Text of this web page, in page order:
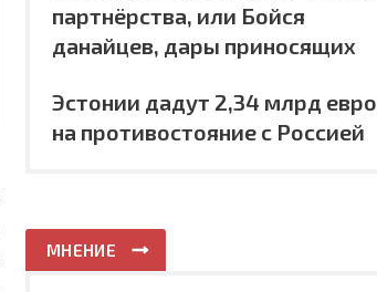
партнёрства, или Бойся
данайцев, дары приносящих
Эстонии дадут 2,34 млрд евро
на противостояние с Россией
МНЕНИЕ